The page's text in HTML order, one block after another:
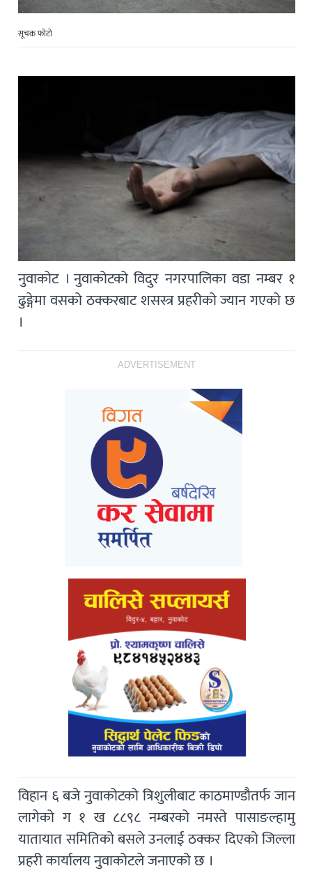
सूचक फोटो
नुवाकोट । नुवाकोटको विदुर नगरपालिका वडा नम्बर १
ढुङ्गेमा वसको ठक्करबाट शसस्त्र प्रहरीको ज्यान गएको छ
।
ADVERTISEMENT
विहान ६ बजे नुवाकोटको त्रिशुलीबाट काठमाण्डौतर्फ जान
लागेको ग १ ख ८८९८ नम्बरको नमस्ते पासाङल्हामु
यातायात समितिको बसले उनलाई ठक्कर दिएको जिल्ला
प्रहरी कार्यालय नुवाकोटले जनाएको छ ।